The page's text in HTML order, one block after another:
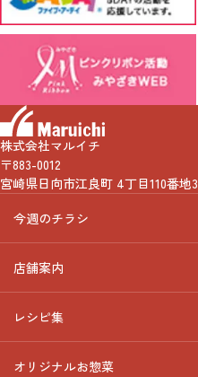
株式会社マルイチ
〒883-0012
宮崎県日向市江良町 4丁目110番地3
今週のチラシ
店舗案内
レシピ集
オリジナルお惣菜